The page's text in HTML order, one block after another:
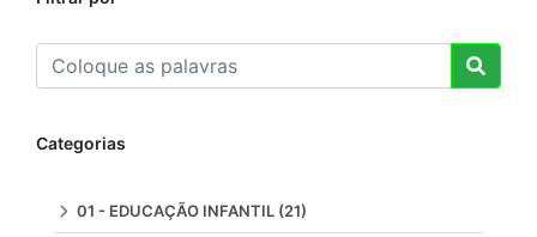
Categorias
01 - EDUCAÇÃO INFANTIL (21)